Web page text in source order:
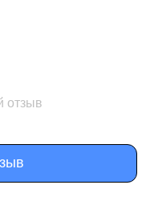
отзыв